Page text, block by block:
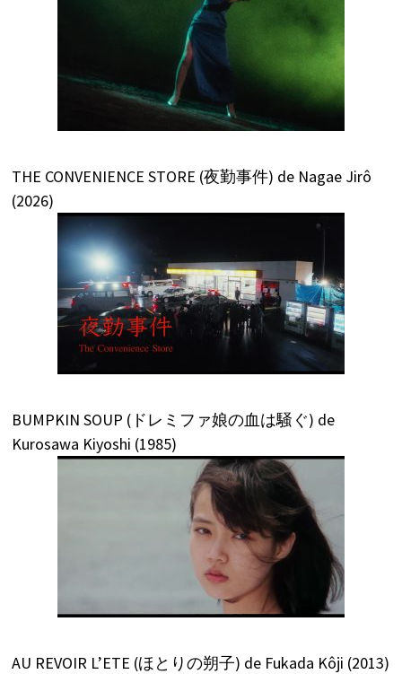
THE CONVENIENCE STORE (夜勤事件) de Nagae Jirô
(2026)
BUMPKIN SOUP (ドレミファ娘の血は騒ぐ) de
Kurosawa Kiyoshi (1985)
AU REVOIR L’ETE (ほとりの朔子) de Fukada Kôji (2013)